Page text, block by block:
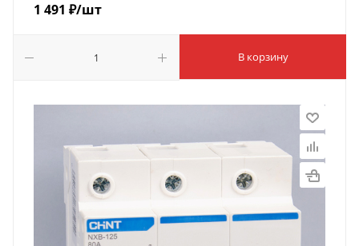
1 491 ₽/шт
В корзину